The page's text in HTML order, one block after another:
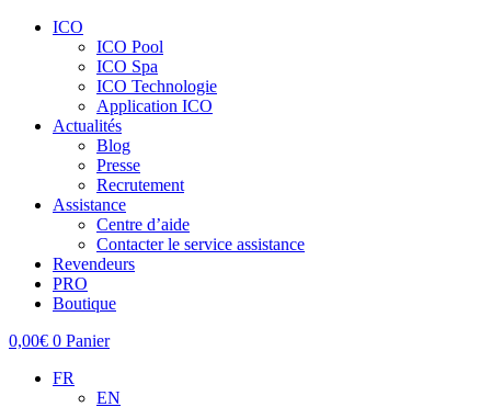
ICO
ICO Pool
ICO Spa
ICO Technologie
Application ICO
Actualités
Blog
Presse
Recrutement
Assistance
Centre d’aide
Contacter le service assistance
Revendeurs
PRO
Boutique
0,00€ 0 Panier
FR
EN